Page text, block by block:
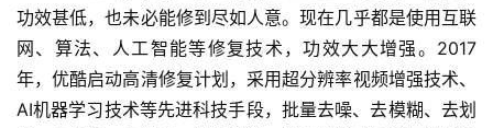
功效甚低，也未必能修到尽如人意。现在几乎都是使用互联
网、算法、人工智能等修复技术，功效大大增强。2017
年，优酷启动高清修复计划，采用超分辨率视频增强技术、
AI机器学习技术等先进科技手段，批量去噪、去模糊、去划